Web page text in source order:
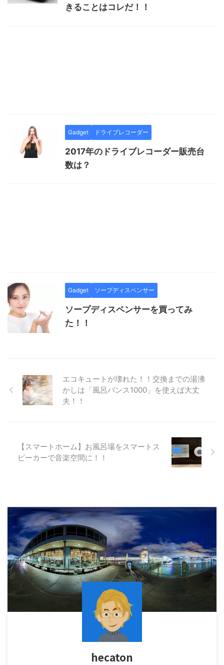
きることはコレだ！！
Gadget ドライブレコーダー
2017年のドライブレコーダー販売台
数は？
Gadget ソープディスペンサー
ソープディスペンサーを買ってみ
た！！
エコキュートが壊れた！！交換までの湯沸
かしは「風呂バンス1000」を使えば大丈
夫！！
【スマートホーム】お風呂場をスマートス
ピーカーで音楽空間に！！
hecaton